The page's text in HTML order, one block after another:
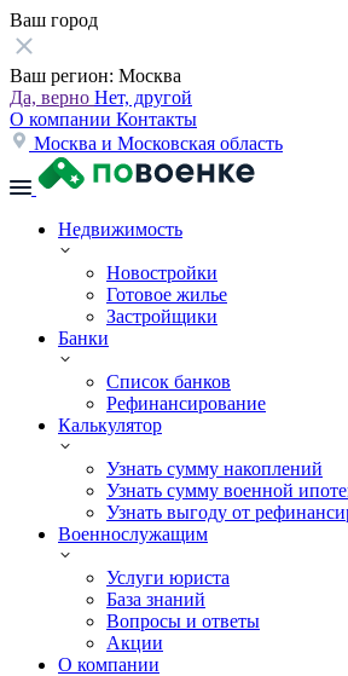
Ваш город
Ваш регион: Москва
Да, верно Нет, другой
О компании Контакты
Москва и Московская область
Недвижимость
Новостройки
Готовое жилье
Застройщики
Банки
Список банков
Рефинансирование
Калькулятор
Узнать сумму накоплений
Узнать сумму военной
Узнать выгоду от
Военнослужащим
Услуги юриста
База знаний
Вопросы и ответы
Акции
О компании